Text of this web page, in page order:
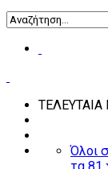
ΤΕΛΕΥΤΑΙΑ
Όλοι